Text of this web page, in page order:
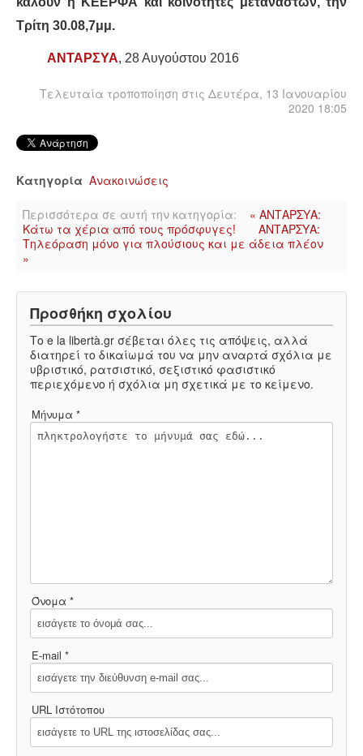
ΜΟΥΣΙΚΉ
Τρίτη 30.08,7μμ.
ΑΝΤΑΡΣΥΑ, 28 Αυγούστου 2016
Τελευταία τροποποίηση στις Δευτέρα, 13 Ιανουαρίου
2020 18:05
Κατηγορία Ανακοινώσεις
Περισσότερα σε αυτή την κατηγορία:
« ΑΝΤΑΡΣΥΑ:
Κάτω τα χέρια από τους πρόσφυγες!
ΑΝΤΑΡΣΥΑ:
Τηλεόραση μόνο για πλούσιους και με άδεια πλέον
»
Προσθήκη σχολίου
Το e la libertà.gr σέβεται όλες τις απόψεις, αλλά
διατηρεί το δικαίωμά του να μην αναρτά σχόλια με
υβριστικό, ρατσιστικό, σεξιστικό φασιστικό
περιεχόμενο ή σχόλια μη σχετικά με το κείμενο.
Μήνυμα *
Όνομα *
E-mail *
URL Ιστότοπου